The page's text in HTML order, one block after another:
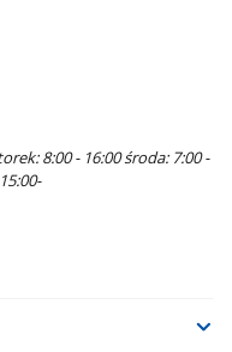
8:00 - 16:00 środa: 7:00 -